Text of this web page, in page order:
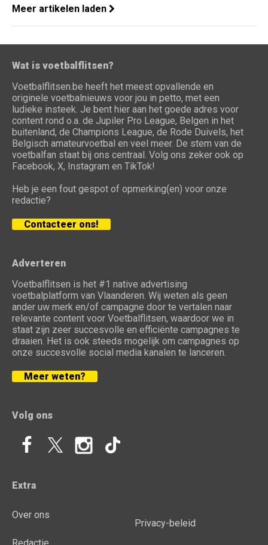
Meer artikelen laden
Wat is voetbalflitsen?
Voetbalflitsen.be heeft het meest opvallende en
originele voetbalnieuws voor jou in petto, met een
ludieke insteek. Je bent hier aan het goede adres voor
content rond o.a. de Jupiler Pro League, Belgen in het
buitenland, de Champions League, de Rode Duivels, het
Belgisch amateurvoetbal en veel meer. De stem van de
voetbalfan staat bij ons centraal. Volg ons zeker ook op
Facebook, X, Instagram en TikTok!
Heb je een fout gespot of opmerking(en) voor onze
redactie?
Contacteer ons!
Adverteren
Voetbalflitsen is het #1 native advertising
voetbalplatform van Vlaanderen. Wij weten als geen
ander uw merk en/of campagne door te vertalen naar
relevante content voor Voetbalflitsen, waardoor we in
staat zijn zeer succesvolle en efficiënte campagnes te
draaien. Het is ook steeds mogelijk om campagnes op
onze succesvolle social media kanalen te lanceren.
Meer weten?
Volg ons
Extra
Over ons
Privacy-beleid